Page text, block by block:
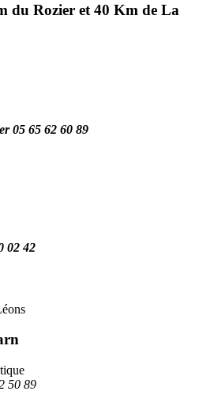
du Rozier et 40 Km de La
05 65 62 60 89
02 42
50 89